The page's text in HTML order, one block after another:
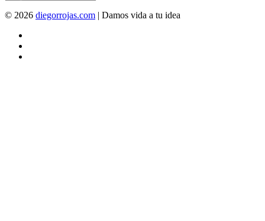
© 2026 diegorrojas.com | Damos vida a tu idea